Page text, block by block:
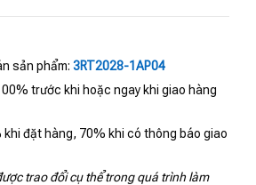
sản phẩm: 3RT2028-1AP04
trước khi hoặc ngay khi giao hàng
khi đặt hàng, 70% khi có thông báo giao
trao đổi cụ thể trong quá trình làm